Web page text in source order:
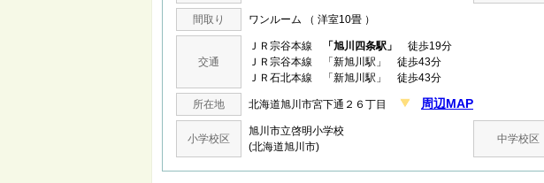
間取り ワンルーム （ 洋室10畳 ）
交通
ＪＲ宗谷本線 「旭川四条駅」
徒歩19分
ＪＲ宗谷本線 「新旭川駅」 徒歩43分
ＪＲ石北本線 「新旭川駅」 徒歩43分
所在地 北海道旭川市宮下通２６丁目 周辺MAP
小学校区
旭川市立啓明小学校
(北海道旭川市)
中学校区